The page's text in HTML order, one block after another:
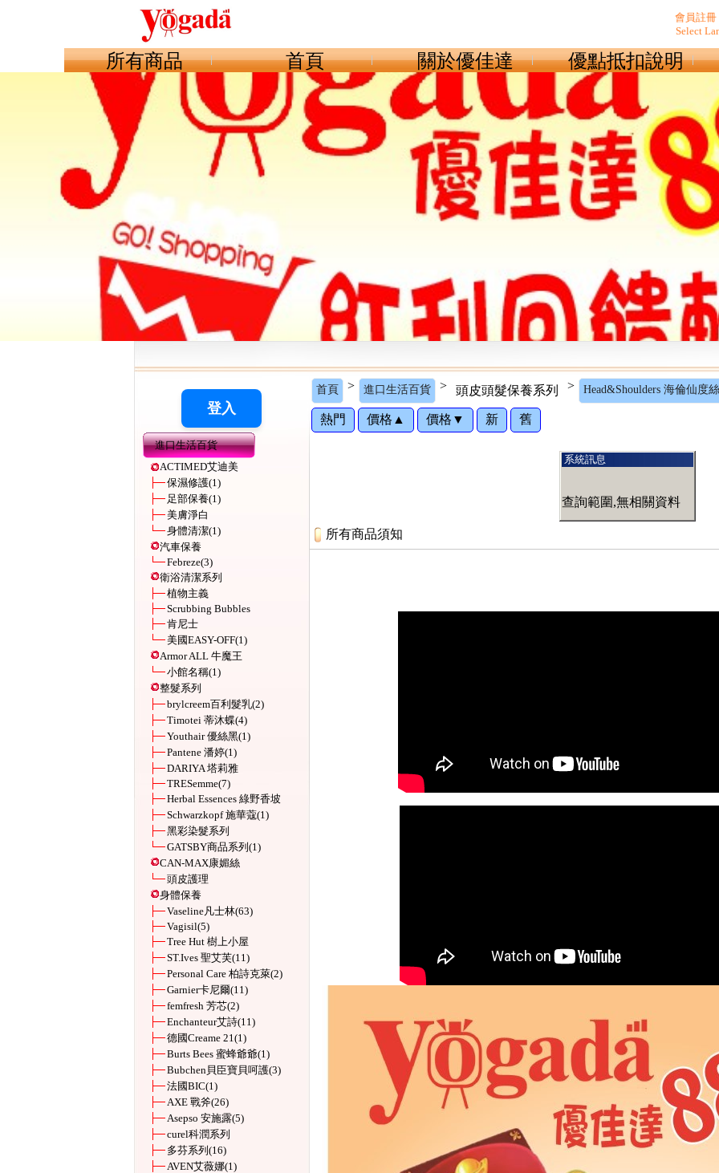
會員註冊
Select
所有商品 首頁 關於優佳達 優點抵扣說明
進口生活百貨
ACTIMED艾迪美
保濕修護(1)
足部保養(1)
美膚淨白
身體清潔(1)
汽車保養
Febreze(3)
衛浴清潔系列
植物主義
Scrubbing Bubbles
肯尼士
美國EASY-OFF(1)
Armor ALL 牛魔王
小館名稱(1)
整髮系列
brylcreem百利髮乳(2)
Timotei 蒂沐蝶(4)
Youthair 優絲黑(1)
Pantene 潘婷(1)
DARIYA 塔莉雅
TRESemme(7)
Herbal Essences 綠野香坡
Schwarzkopf 施華蔻(1)
黑彩染髮系列
GATSBY商品系列 (1)
CAN-MAX康媚絲
頭皮護理
身體保養
Vaseline凡士林(63)
Vagisil(5)
Tree Hut 樹上小屋
ST.Ives 聖艾芙(11)
Personal Care 柏詩克萊(2)
Garnier卡尼爾(11)
femfresh 芳芯(2)
Enchanteur艾詩(11)
德國Creame 21(1)
Burts Bees 蜜蜂爺爺(1)
Bubchen貝臣寶貝呵護(3)
法國BIC(1)
AXE 戰斧(26)
Asepso 安施露(5)
curel科潤系列
多芬系列 (16)
AVEN艾薇娜(1)
首頁 > 進口生活百貨 > 頭皮頭髮保養系列 > Head&Shoulders 海倫仙度絲
熱門 價格▲ 價格▼ 新 舊
系統訊息
查詢範圍,無相關資料
所有商品須知